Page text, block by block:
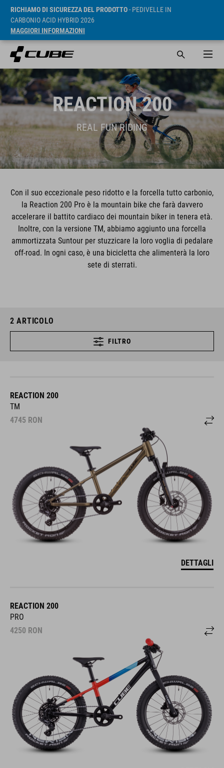
RICHIAMO DI SICUREZZA DEL PRODOTTO- PEDIVELLE IN
CARBONIO ACID HYBRID 2026
MAGGIORI INFORMAZIONI
REACTION 200
REAL FUN RIDING
Con il suo eccezionale peso ridotto e la forcella tutto carbonio,
la Reaction 200 Pro è la mountain bike che farà davvero
accelerare il battito cardiaco dei mountain biker in tenera età.
Inoltre, con la versione TM, abbiamo aggiunto una forcella
ammortizzata Suntour per stuzzicare la loro voglia di pedalare
off-road. In ogni caso, è una bicicletta che alimenterà la loro
sete di sterrati.
2 ARTICOLO
FILTRO
REACTION 200
TM
4745 RON
DETTAGLI
REACTION 200
PRO
4250 RON